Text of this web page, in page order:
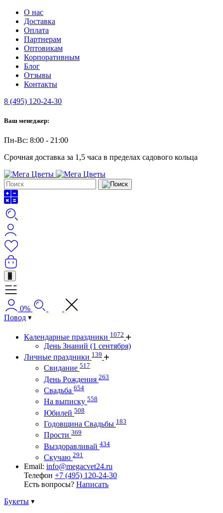
О нас
Доставка
Оплата
Партнерам
Оптовикам
Корпоративным
Блог
Отзывы
Контакты
8 (495) 120-24-30
Ваш менеджер:
Пн-Вс: 8:00 - 21:00
Срочная доставка за 1,5 часа в пределах садового кольца
+
0%
Повод
Календарные праздники 1072
День Знаний (1 сентября)
Личные праздники 139
Свидание 517
День Рождения 263
Свадьба 654
На выписку 558
Юбилей 508
Годовщина Свадьбы 183
Прости 369
Выздоравливай 434
Скучаю 291
Email: info@megacvet24.ru
Телефон +7 (495) 120-24-30
Есть вопросы? Написать
Букеты